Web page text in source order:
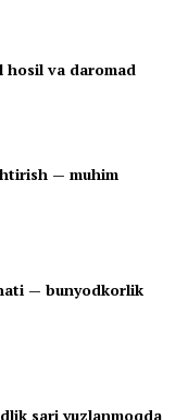
hosil va daromad
— muhim
— bunyodkorlik
sari yuzlanmoqda